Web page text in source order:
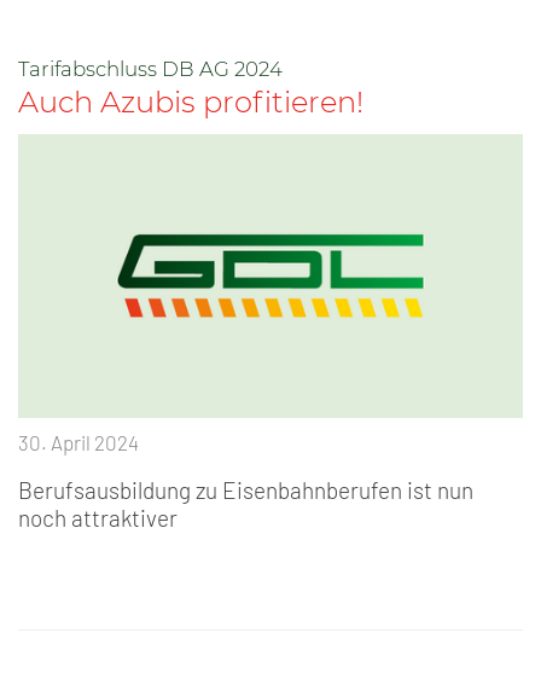
Tarifabschluss DB AG 2024
Auch Azubis profitieren!
30. April 2024
Berufsausbildung zu Eisenbahnberufen ist nun
noch attraktiver